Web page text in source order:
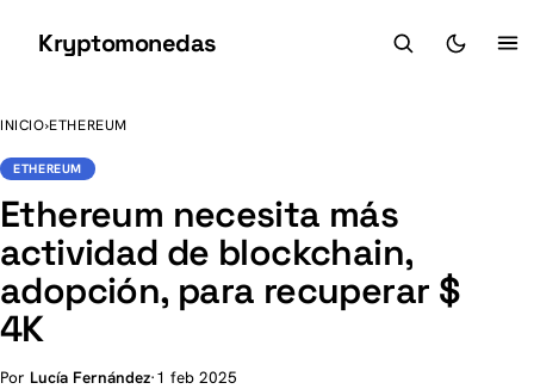
Kryptomonedas
INICIO›ETHEREUM
ETHEREUM
Ethereum necesita más
actividad de blockchain,
adopción, para recuperar $
4K
Por Lucía Fernández·1 feb 2025